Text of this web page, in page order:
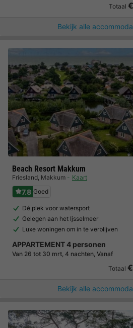
Totaal
Bekijk alle
Beach Resort Makkum
Friesland, Makkum Kaart
7.8 Goed
Dé plek voor watersport
Gelegen aan het Ijsselmeer
Luxe woningen om in te verblijven
APPARTEMENT 4 personen
Van 26 tot 30 mrt, 4 nachten, Vanaf
Totaal
Bekijk alle